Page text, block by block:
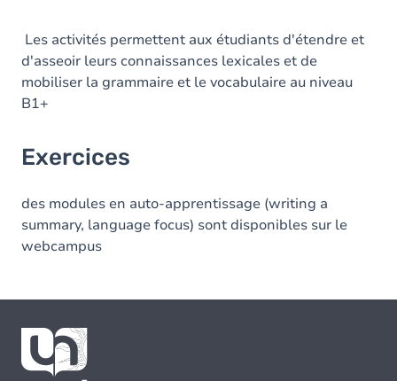
Les activités permettent aux étudiants d'étendre et
d'asseoir leurs connaissances lexicales et de
mobiliser la grammaire et le vocabulaire au niveau
B1+
Exercices
des modules en auto-apprentissage (writing a
summary, language focus) sont disponibles sur le
webcampus